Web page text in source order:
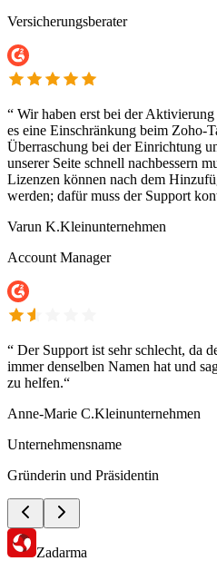
Versicherungsberater
“ Wir haben erst bei der
es eine Einschränkung beim Zoho-
Überraschung bei der Einrichtung
unserer Seite schnell nachbessern
Lizenzen können nach dem
werden; dafür muss der Support
Varun K.Kleinunternehmen
Account Manager
“ Der Support ist sehr schlecht, da
immer denselben Namen hat und
zu helfen.“
Anne-Marie C.Kleinunternehmen
Unternehmensname
Gründerin und Präsidentin
Zadarma